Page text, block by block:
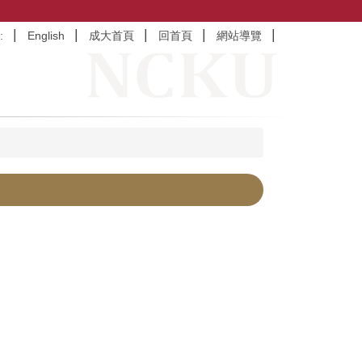
English 成大首頁 回首頁 網站導覽